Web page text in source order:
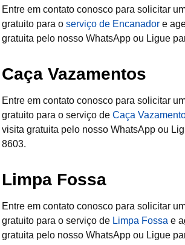
Entre em contato conosco para solicitar
gratuito para oserviço de Encanador e
gratuita pelo nosso WhatsApp ou Ligue
Caça Vazamentos
Entre em contato conosco para solicitar
gratuito para o serviço deCaça
visita gratuita pelo nosso WhatsApp ou
8603.
Limpa Fossa
Entre em contato conosco para solicitar
gratuito para o serviço de Limpa Fossa e
gratuita pelo nosso WhatsApp ou Ligue